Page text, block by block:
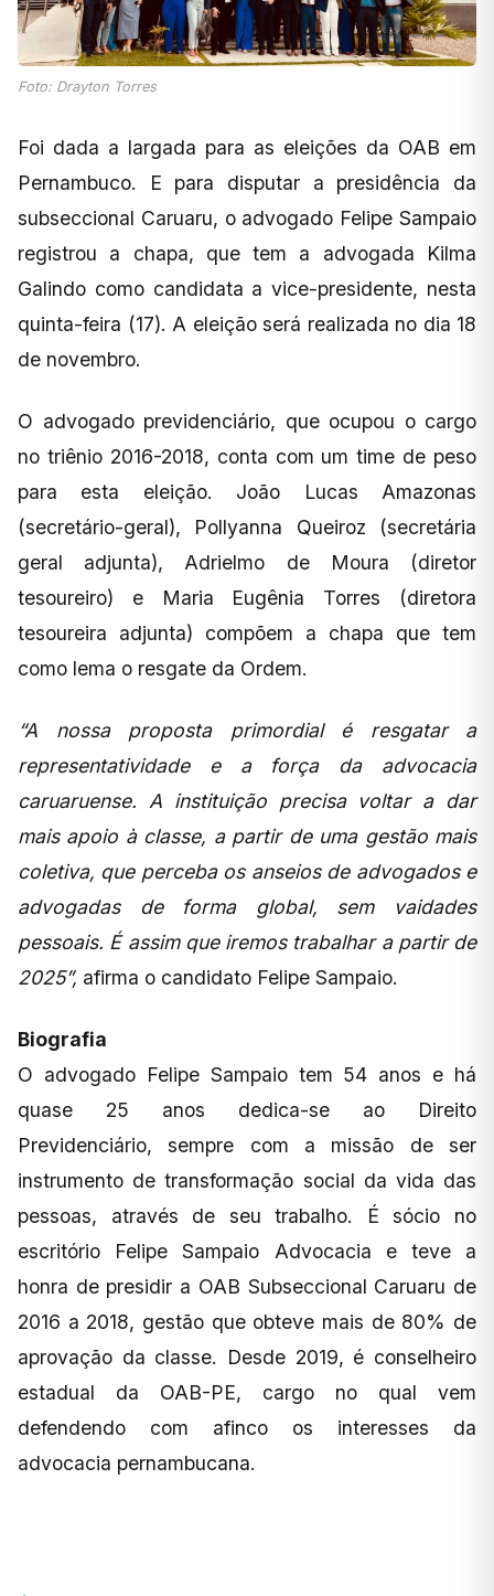
Foto: Drayton Torres
Foi dada a largada para as eleições da OAB em
Pernambuco. E para disputar a presidência da
subseccional Caruaru, o advogado Felipe Sampaio
registrou a chapa, que tem a advogada Kilma
Galindo como candidata a vice-presidente, nesta
quinta-feira (17). A eleição será realizada no dia 18
de novembro.
O advogado previdenciário, que ocupou o cargo
no triênio 2016-2018, conta com um time de peso
para esta eleição. João Lucas Amazonas
(secretário-geral), Pollyanna Queiroz (secretária
geral adjunta), Adrielmo de Moura (diretor
tesoureiro) e Maria Eugênia Torres (diretora
tesoureira adjunta) compõem a chapa que tem
como lema o resgate da Ordem.
“A nossa proposta primordial é resgatar a
representatividade e a força da advocacia
caruaruense. A instituição precisa voltar a dar
mais apoio à classe, a partir de uma gestão mais
coletiva, que perceba os anseios de advogados e
advogadas de forma global, sem vaidades
pessoais. É assim que iremos trabalhar a partir de
2025”, afirma o candidato Felipe Sampaio.
Biografia
O advogado Felipe Sampaio tem 54 anos e há
quase 25 anos dedica-se ao Direito
Previdenciário, sempre com a missão de ser
instrumento de transformação social da vida das
pessoas, através de seu trabalho. É sócio no
escritório Felipe Sampaio Advocacia e teve a
honra de presidir a OAB Subseccional Caruaru de
2016 a 2018, gestão que obteve mais de 80% de
aprovação da classe. Desde 2019, é conselheiro
estadual da OAB-PE, cargo no qual vem
defendendo com afinco os interesses da
advocacia pernambucana.